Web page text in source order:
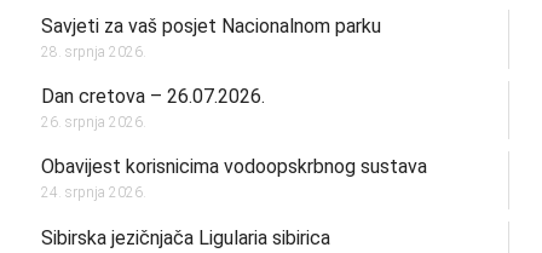
Savjeti za vaš posjet Nacionalnom parku
28. srpnja 2026.
Dan cretova – 26.07.2026.
26. srpnja 2026.
Obavijest korisnicima vodoopskrbnog sustava
24. srpnja 2026.
Sibirska jezičnjača Ligularia sibirica